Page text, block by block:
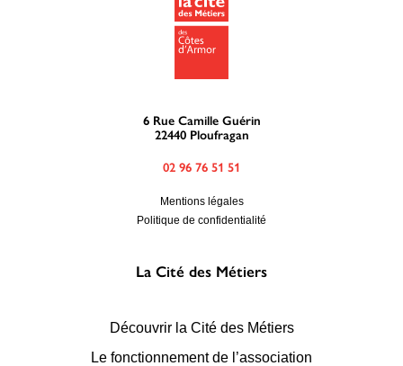
6 Rue Camille Guérin
22440 Ploufragan
02 96 76 51 51
Mentions légales
Politique de confidentialité
La Cité des Métiers
Découvrir la Cité des Métiers
Le fonctionnement de l’association